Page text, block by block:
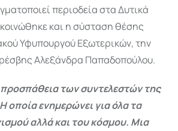
περιοδεία στα Δυτικά
και η σύσταση θέσης
Υφυπουργού Εξωτερικών, την
Αλεξάνδρα Παπαδοπούλου.
των συντελεστών της
ενημερώνει για όλα τα
αλλά και του κόσμου. Μια